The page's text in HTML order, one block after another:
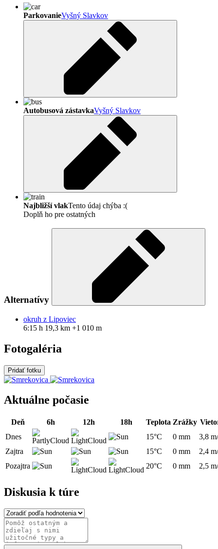
ParkovanieVyšný Slavkov
Autobusová zástavkaVyšný Slavkov
Najbližší vlakTento údaj chýba :(
Doplň ho pre ostatných
Alternatívy
okruh z Lipoviec
6:15 h 19,3 km +1 010 m
Fotogaléria
Pridať fotku
Aktuálne počasie
Deň 6h 12h 18h Teplota Zrážky
Dnes
15°C 0 mm
3,8
Zajtra
15°C 0 mm
2,4
Pozajtra
20°C 0 mm 2,5
Diskusia k túre